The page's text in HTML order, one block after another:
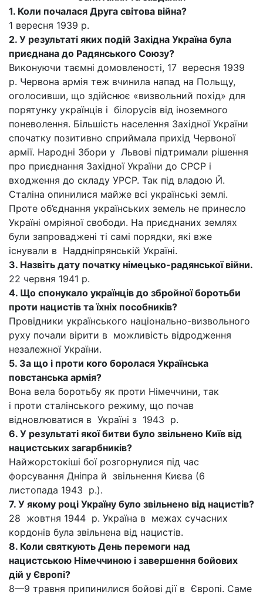
1. Коли почалася Друга світова війна?
1 вересня 1939 р.
2. У результаті яких подій Західна Україна була
приєднана до Радянського Союзу?
Виконуючи таємні домовленості, 17 вересня 1939
р. Червона армія теж вчинила напад на Польщу,
оголосивши, що здійснює «визвольний похід» для
порятунку українців і білорусів від іноземного
поневолення. Більшість населення Західної України
спочатку позитивно сприймала прихід Червоної
армії. Народні Збори у Львові підтримали рішення
про приєднання Західної України до СРСР і
входження до складу УРСР. Так під владою Й.
Сталіна опинилися майже всі українські землі.
Проте об’єднання українських земель не принесло
Україні омріяної свободи. На приєднаних землях
були запроваджені ті самі порядки, які вже
існували в Наддніпрянській Україні.
3. Назвіть дату початку німецько-радянської війни.
22 червня 1941 р.
4. Що спонукало українців до збройної боротьби
проти нацистів та їхніх пособників?
Провідники українського національно-визвольного
руху почали вірити в можливість відродження
незалежної України.
5. За що і проти кого боролася Українська
повстанська армія?
Вона вела боротьбу як проти Німеччини, так
і проти сталінського режиму, що почав
відновлюватися в Україні з 1943 р.
6. У результаті якої битви було звільнено Київ від
нацистських загарбників?
Найжорстокіші бої розгорнулися під час
форсування Дніпра й звільнення Києва (6
листопада 1943 р.).
7. У якому році Україну було звільнено від нацистів?
28 жовтня 1944 р. Україна в межах сучасних
кордонів була звільнена від нацистів.
8. Коли святкують День перемоги над
нацистською Німеччиною і завершення бойових
дій у Європі?
8—9 травня припинилися бойові дії в Європі. Саме